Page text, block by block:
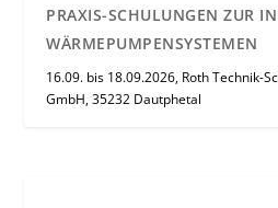
PRAXIS-SCHULUNGEN ZUR
WÄRMEPUMPENSYSTEMEN
16.09. bis 18.09.2026, Roth Technik-
GmbH, 35232 Dautphetal